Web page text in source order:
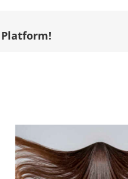
Platform!